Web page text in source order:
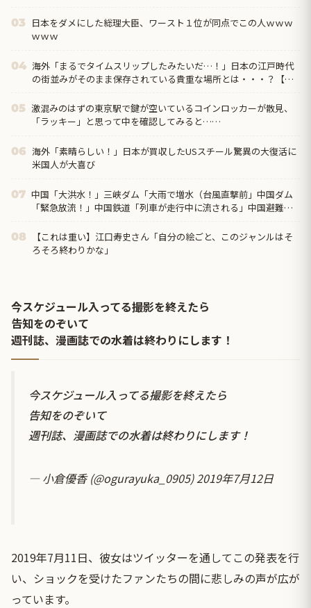
03
日本をダメにした総理大臣、ワースト１位が同点でこの人ｗｗｗ
ｗｗｗ
04 海外「まるでタイムスリップしたみたいだ…！」日本の江戸時代
の街並みがそのまま保存されている貴重な場所とは・・・？【海
05 激混みのはずの東京駅で鍵が空いているコインロッカーが散見、
「ラッキー」と思って中を確認してみると……
06 海外「素晴らしい！」日本が買収したUSスチール驚異の大復活に
米国人が大喜び
07 中国「大洪水！」三峡ダム「大雨で増水（台風直撃前」中国ダム
「緊急放流！」中国鉄道「列車が走行中に流される」中国避難所
08
【これは重い】江口寿史さん「自分の絵ごと、このジャンルはそ
ろそろ終わりかな」
今スケジュール入ってる撮影を終えたら
告知をのぞいて
週刊誌、漫画誌での水着は終わりにします！
今スケジュール入ってる撮影を終えたら
告知をのぞいて
週刊誌、漫画誌での水着は終わりにします！
— 小倉優香 (@ogurayuka_0905)2019年7月12日
2019年7月11日、彼女はツイッターを通してこの発表を行
い、ショックを受けたファンたちの間に悲しみの声が広が
っています。